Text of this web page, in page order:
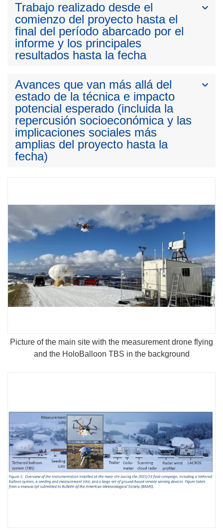
Trabajo realizado desde el
comienzo del proyecto hasta el
final del período abarcado por el
informe y los principales
resultados hasta la fecha
Avances que van más allá del
estado de la técnica e impacto
potencial esperado (incluida la
repercusión socioeconómica y las
implicaciones sociales más
amplias del proyecto hasta la
fecha)
Picture of the main site with the measurement drone flying
and the HoloBalloon TBS in the background